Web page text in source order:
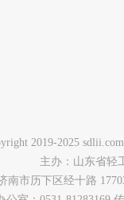
2019-2025
主办：山东省轻
南市历下区经十路